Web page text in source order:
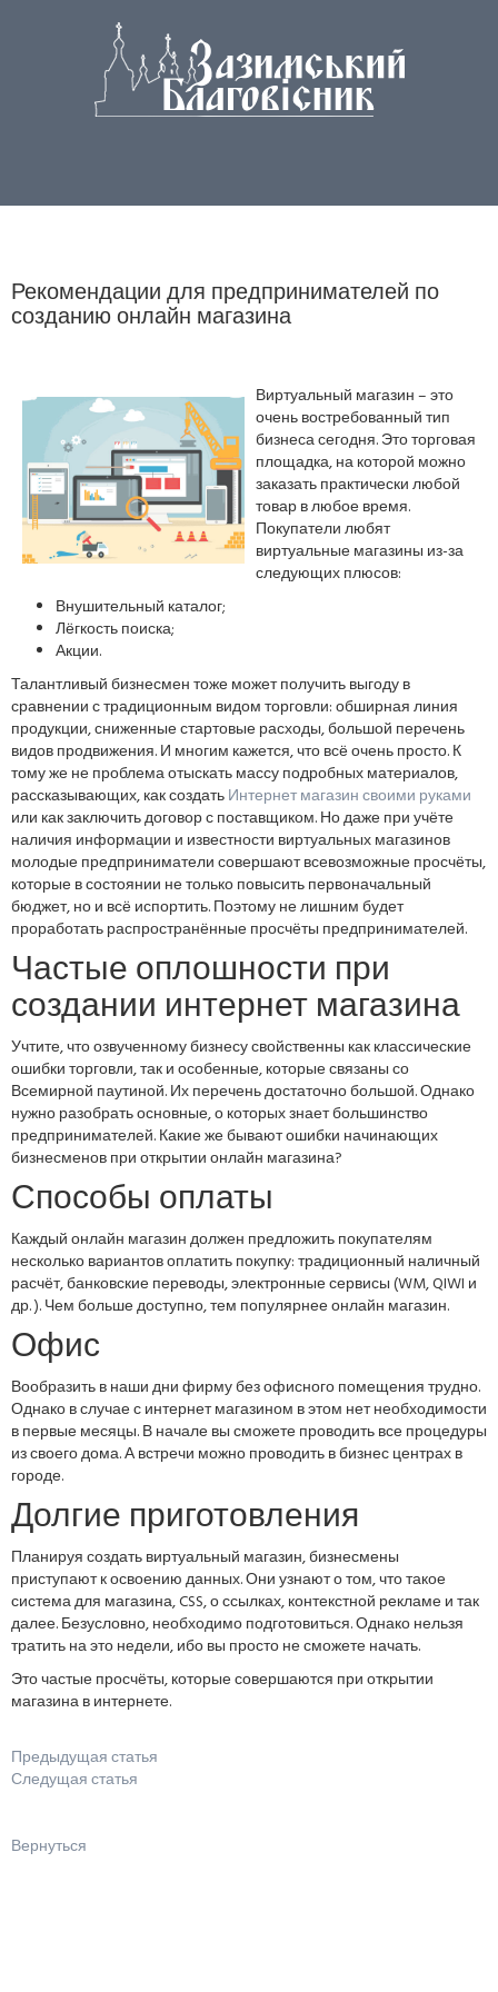
Рекомендации для предпринимателей по
созданию онлайн магазина
Виртуальный магазин – это
очень востребованный тип
бизнеса сегодня. Это торговая
площадка, на которой можно
заказать практически любой
товар в любое время.
Покупатели любят
виртуальные магазины из-за
следующих плюсов:
Внушительный каталог;
Лёгкость поиска;
Акции.
Талантливый бизнесмен тоже может получить выгоду в
сравнении с традиционным видом торговли: обширная линия
продукции, сниженные стартовые расходы, большой перечень
видов продвижения. И многим кажется, что всё очень просто. К
тому же не проблема отыскать массу подробных материалов,
рассказывающих, как создатьИнтернет магазин своими руками
или как заключить договор с поставщиком. Но даже при учёте
наличия информации и известности виртуальных магазинов
молодые предприниматели совершают всевозможные просчёты,
которые в состоянии не только повысить первоначальный
бюджет, но и всё испортить. Поэтому не лишним будет
проработать распространённые просчёты предпринимателей.
Частые оплошности при
создании интернет магазина
Учтите, что озвученному бизнесу свойственны как классические
ошибки торговли, так и особенные, которые связаны со
Всемирной паутиной. Их перечень достаточно большой. Однако
нужно разобрать основные, о которых знает большинство
предпринимателей. Какие же бывают ошибки начинающих
бизнесменов при открытии онлайн магазина?
Способы оплаты
Каждый онлайн магазин должен предложить покупателям
несколько вариантов оплатить покупку: традиционный наличный
расчёт, банковские переводы, электронные сервисы (WM, QIWI и
др. ). Чем больше доступно, тем популярнее онлайн магазин.
Офис
Вообразить в наши дни фирму без офисного помещения трудно.
Однако в случае с интернет магазином в этом нет необходимости
в первые месяцы. В начале вы сможете проводить все процедуры
из своего дома. А встречи можно проводить в бизнес центрах в
городе.
Долгие приготовления
Планируя создать виртуальный магазин, бизнесмены
приступают к освоению данных. Они узнают о том, что такое
система для магазина, CSS, о ссылках, контекстной рекламе и так
далее. Безусловно, необходимо подготовиться. Однако нельзя
тратить на это недели, ибо вы просто не сможете начать.
Это частые просчёты, которые совершаются при открытии
магазина в интернете.
Предыдущая статья
Следущая статья
Вернуться